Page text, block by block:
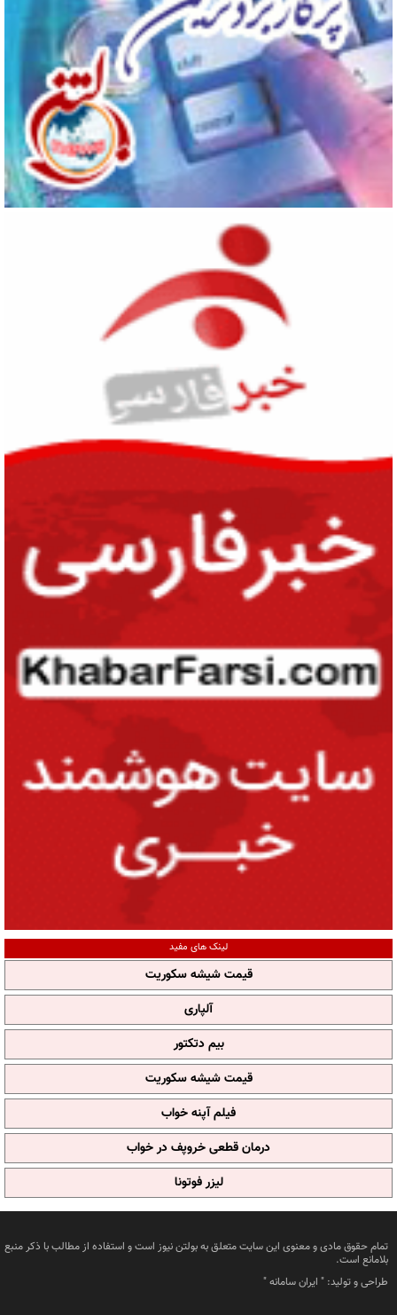
لینک های مفید
قیمت شیشه سکوریت
آلپاری
بیم دتکتور
قیمت شیشه سکوریت
فیلم آپنه خواب
درمان قطعی خروپف در خواب
لیزر فوتونا
تمام حقوق مادی و معنوی این سایت متعلق به بولتن نیوز است و استفاده از مطالب با ذکر منبع
بلامانع است.
طراحی و تولید: " ایران سامانه"